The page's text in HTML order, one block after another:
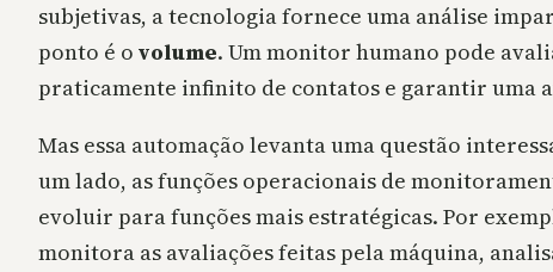
subjetivas, a tecnologia fornece uma análise
ponto é o volume. Um monitor humano pode
praticamente infinito de contatos e garantir uma
Mas essa automação levanta uma questão
um lado, as funções operacionais de
evoluir para funções mais estratégicas. Por
monitora as avaliações feitas pela máquina,